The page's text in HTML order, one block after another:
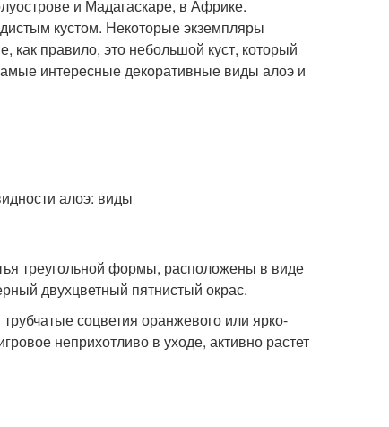
и Мадагаскаре, в Африке.
кустом. Некоторые экземпляры
как правило, это небольшой куст, который
интересные декоративные виды алоэ и
треугольной формы, расположены в виде
двухцветный пятнистый окрас.
соцветия оранжевого или ярко-
неприхотливо в уходе, активно растет